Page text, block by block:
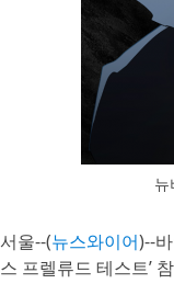
뉴
서울--(뉴스와이어)--
스 프렐류드 테스트’